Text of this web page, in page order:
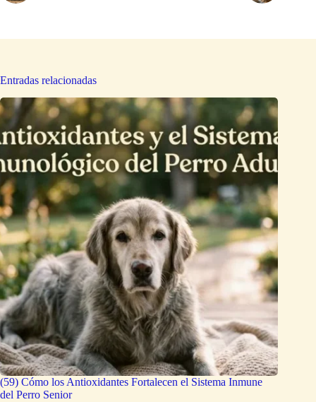
Entradas relacionadas
(59) Cómo los Antioxidantes Fortalecen el Sistema Inmune
del Perro Senior